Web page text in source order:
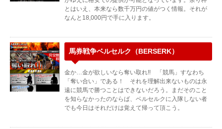
とはいえ、本来なら数千万円の値がつく情報。それが
なんと18,000円で手に入ります。
馬券戦争ベルセルク（BERSERK）
金か…金が欲しいなら奪い取れ!! 「競馬」すなわち
「奪い合い」である！ それを理解出来ないものは永
遠に競馬で勝つことはできないだろう。まだそのこと
を知らなかったのならば、ベルセルクに入隊しない者
でも今日はそれだけは覚えて帰って頂こう。